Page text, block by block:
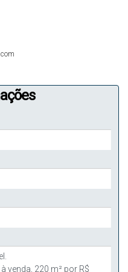
o corretor para saber
e sua disponibilidade
segurança para sua